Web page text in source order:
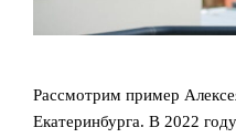
Рассмотрим пример
Екатеринбурга. В 2022